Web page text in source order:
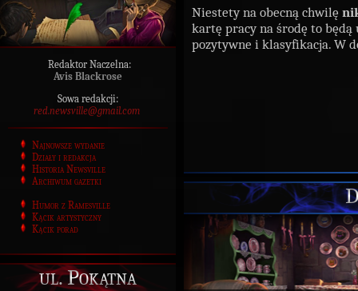
Redaktor Naczelna:
Avis Blackrose
Sowa redakcji:
red.newsville@gmail.com
Najnowsze wydanie
Działy i redakcja
Historia Newsville
Archiwum gazetki
Humor z Ramesville
Kącik artystyczny
Kącik porad
ul. Pokątna
Niestety na obecną chwilę
kartę pracy na środę to
pozytywne i klasyfikacja. W